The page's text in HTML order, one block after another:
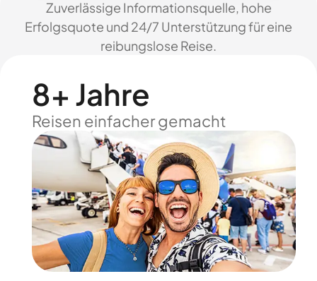
Zuverlässige Informationsquelle, hohe
Erfolgsquote und 24/7 Unterstützung für eine
reibungslose Reise.
8+ Jahre
Reisen einfacher gemacht